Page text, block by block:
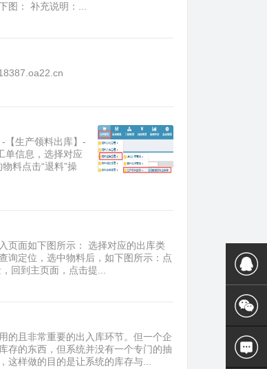
图： 补充说明：...
【生产领料出库】-
单信息，选择对应
料点击“退料”操
面如下图所示： 选择对应的出库类
询定位，选中物料后，如下图所示：点
回到主页面，点击提...
的且非常重要的出入库环节。但一个企
存的东西，但系统并没有一个专门的抽
样做的目的是让系统的库存与...